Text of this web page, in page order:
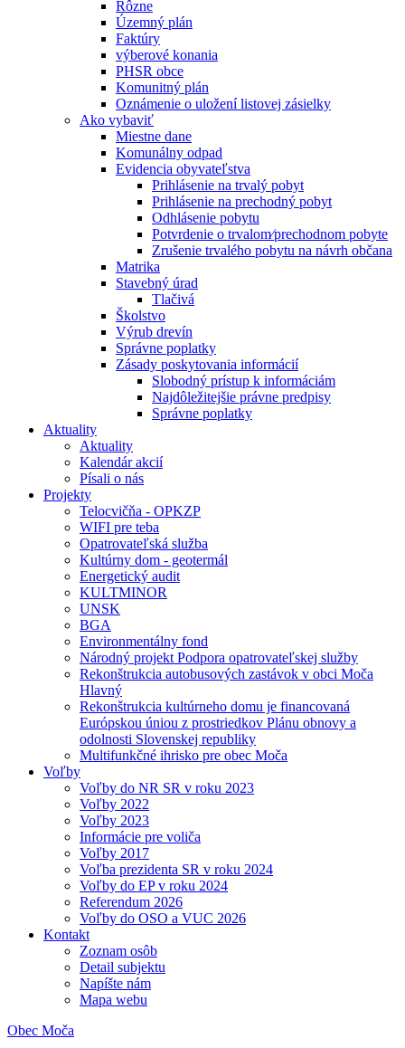
Rôzne
Územný plán
Faktúry
výberové konania
PHSR obce
Komunitný plán
Oznámenie o uložení listovej zásielky
Ako vybaviť
Miestne dane
Komunálny odpad
Evidencia obyvateľstva
Prihlásenie na trvalý pobyt
Prihlásenie na prechodný pobyt
Odhlásenie pobytu
Potvrdenie o trvalom⁄prechodnom pobyte
Zrušenie trvalého pobytu na návrh občana
Matrika
Stavebný úrad
Tlačivá
Školstvo
Výrub drevín
Správne poplatky
Zásady poskytovania informácií
Slobodný prístup k informáciám
Najdôležitejšie právne predpisy
Správne poplatky
Aktuality
Aktuality
Kalendár akcií
Písali o nás
Projekty
Telocvičňa - OPKZP
WIFI pre teba
Opatrovateľská služba
Kultúrny dom - geotermál
Energetický audit
KULTMINOR
UNSK
BGA
Environmentálny fond
Národný projekt Podpora opatrovateľskej služby
Rekonštrukcia autobusových zastávok v obci Moča
Hlavný
Rekonštrukcia kultúrneho domu je financovaná
Európskou úniou z prostriedkov Plánu obnovy a
odolnosti Slovenskej republiky
Multifunkčné ihrisko pre obec Moča
Voľby
Voľby do NR SR v roku 2023
Voľby 2022
Voľby 2023
Informácie pre voliča
Voľby 2017
Voľba prezidenta SR v roku 2024
Voľby do EP v roku 2024
Referendum 2026
Voľby do OSO a VUC 2026
Kontakt
Zoznam osôb
Detail subjektu
Napíšte nám
Mapa webu
Obec Moča